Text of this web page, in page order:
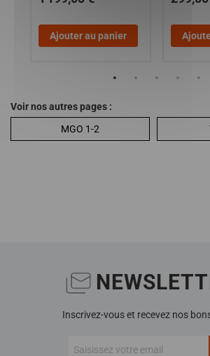
Ajouter au panier
Voir nos autres pages :
MGO 1-2
Inscrivez-vous et recevez nos